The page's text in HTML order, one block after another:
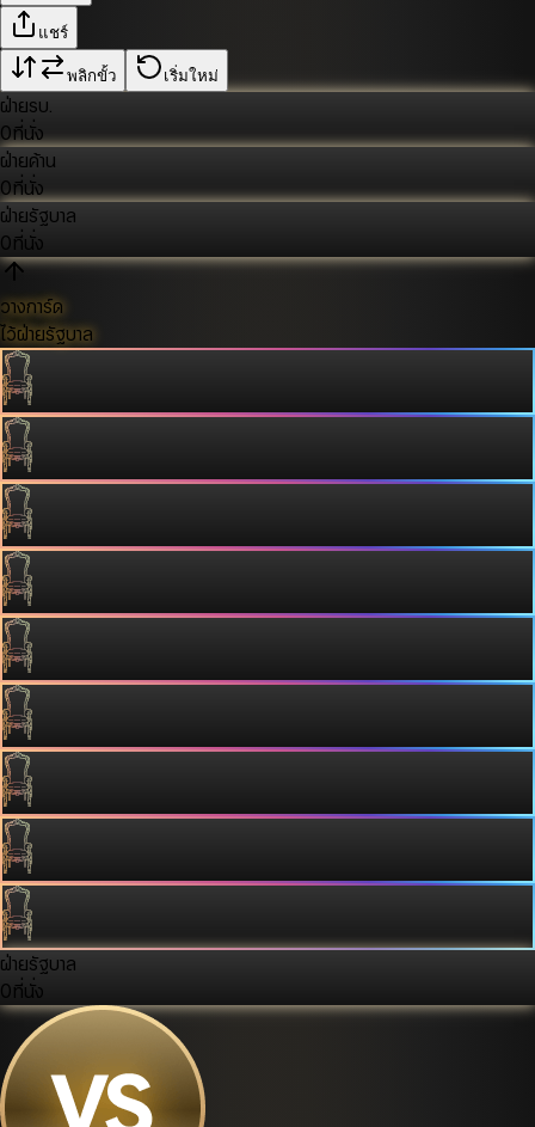
แชร์
พลิกขั้ว เริ่มใหม่
ฝ่ายรบ.
0ที่นั่ง
ฝ่ายค้าน
0ที่นั่ง
ฝ่ายรัฐบาล
0ที่นั่ง
วางการ์ด
ไว้ฝ่ายรัฐบาล
ฝ่ายรัฐบาล
0ที่นั่ง